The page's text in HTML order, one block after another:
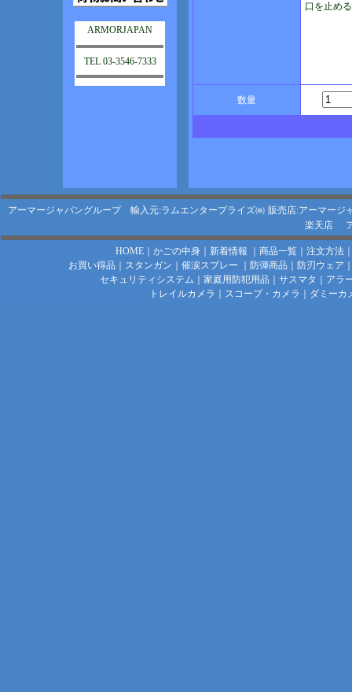
ARMORJAPAN
TEL 03-3546-7333
口を止め
数量
アーマージャパングループ 輸入元:ラムエンタープライズ㈱ 販売店:アーマージ
楽天店
HOME｜ かごの中身｜ 新着情報 商品一覧｜ 注文方法
お買い得品
スタンガン 催涙スプレー 防弾商品 防刃ウェア
セキュリティシステム
家庭用防犯用品 サスマタ
アラ
トレイルカメラ
スコープ・カメラ ダミーカ